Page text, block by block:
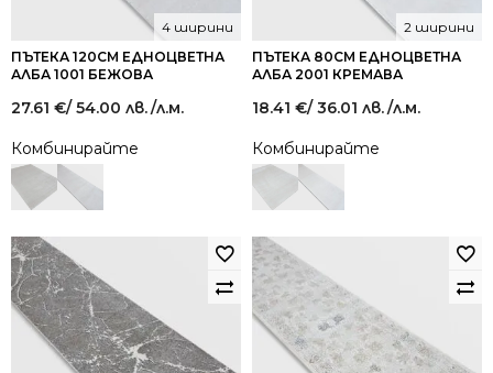
ПЪТЕКА 120СМ ЕДНОЦВЕТНА
АЛБА 1001 БЕЖОВА
4 ширини
27.61 €/ 54.00 лв./л.м.
Комбинирайте
ПЪТЕКА 80СМ ЕДНОЦВЕТНА
АЛБА 2001 КРЕМАВА
2 ширини
18.41 €/ 36.01 лв./л.м.
Комбинирайте